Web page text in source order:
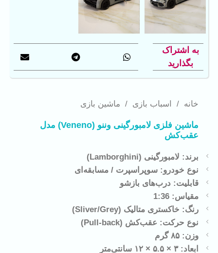
خانه / اسباب بازی / ماشین بازی
ماشین فلزی لامبورگینی وننو (Veneno) مدل
عقب‌کش
برند: لامبورگینی (Lamborghini)
نوع خودرو: سوپراسپرت / مسابقه‌ای
قابلیت: درب‌های بازشو
مقیاس:
رنگ: خاکستری متالیک (Sliver/Grey)
نوع حرکت: عقب‌کش (Pull-back)
وزن:
ابعاد: ۳ × ۵.۵ × ۱۲ سانتی‌متر
به اشتراک
بگذارید